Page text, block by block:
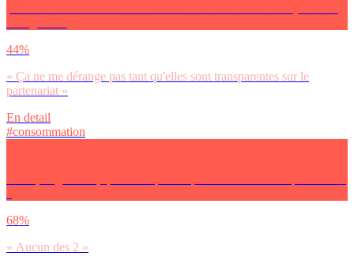
44%
« Ça ne me dérange pas tant qu'elles sont transparentes sur le
partenariat »
En detail
#consommation
68%
« Aucun des 2 »